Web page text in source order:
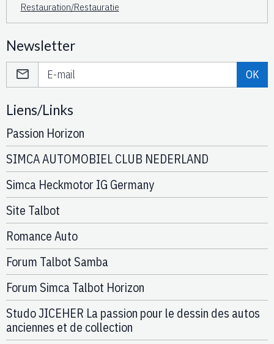
Restauration/Restauratie
Newsletter
OK
Liens/Links
Passion Horizon
SIMCA AUTOMOBIEL CLUB NEDERLAND
Simca Heckmotor IG Germany
Site Talbot
Romance Auto
Forum Talbot Samba
Forum Simca Talbot Horizon
Studo JICEHER La passion pour le dessin des autos
anciennes et de collection